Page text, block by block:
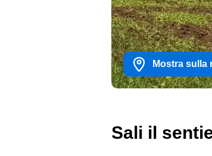
Mostra sulla
Sali il